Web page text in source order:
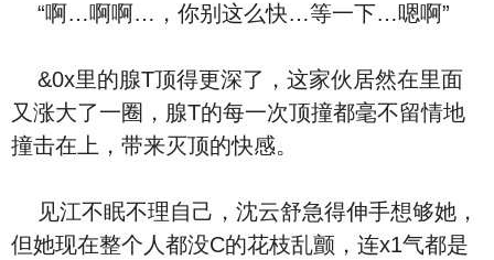
“啊…啊啊…，你别这么快…等一下…嗯啊”
&0x里的腺T顶得更深了，这家伙居然在里面
又涨大了一圈，腺T的每一次顶撞都毫不留情地
撞击在上，带来灭顶的快感。
见江不眠不理自己，沈云舒急得伸手想够她，
但她现在整个人都没C的花枝乱颤，连x1气都是